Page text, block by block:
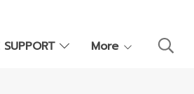
SUPPORT More